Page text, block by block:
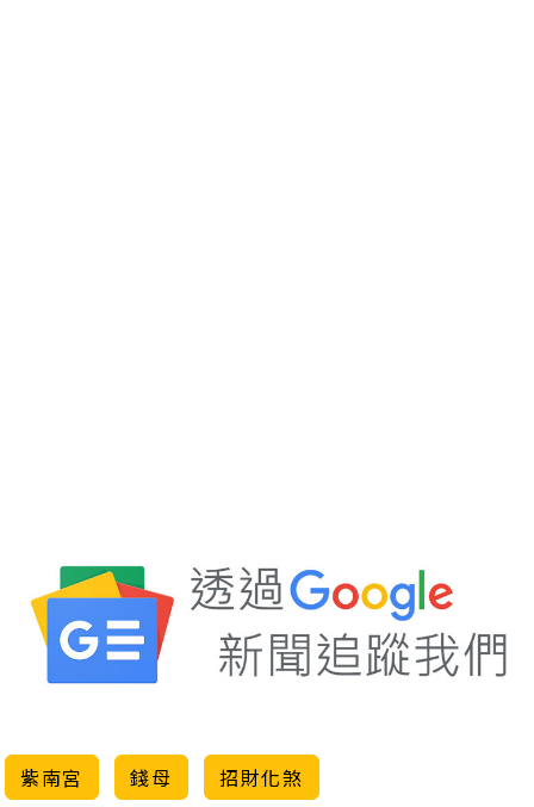
紫南宮 錢母 招財化煞